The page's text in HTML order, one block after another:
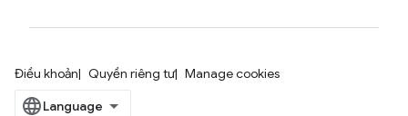
Điều khoản Quyền riêng tư Manage cookies